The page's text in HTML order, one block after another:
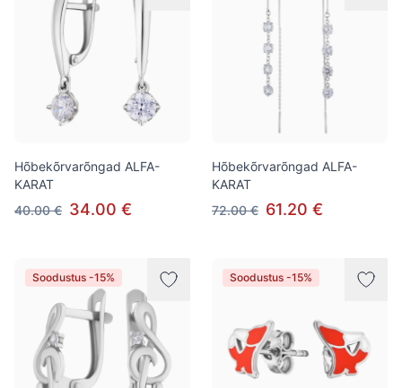
Hõbekõrvarõngad ALFA-
KARAT
40.00 € 34.00 €
Hõbekõrvarõngad ALFA-
KARAT
72.00 € 61.20 €
Soodustus -15% Soodustus -15%